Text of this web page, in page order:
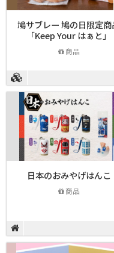
鳩サブレー 鳩の日限定商
「Keep Your はぁと」
商品
日本のおみやげはんこ
商品